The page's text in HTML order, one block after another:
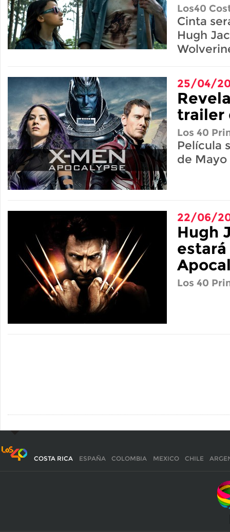
Los40
Cinta
Hugh
25/04/
trailer
Los 40
Película
de Mayo
22/06/
Hugh
Los 40
COSTA RICA ESPAÑA COLOMBIA MEXICO CHILE